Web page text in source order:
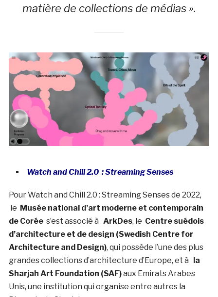
matière de collections de médias ».
Watch and Chill 2.0 : Streaming Senses
Pour Watch and Chill 2.0 : Streaming Senses de 2022,
le Musée national d’art moderne et contemporain
de Corées’est associé à ArkDes, le Centre suédois
d’architecture et de design (Swedish Centre for
Architecture and Design), qui possède l’une des plus
grandes collections d’architecture d’Europe, et à la
Sharjah Art Foundation (SAF)aux Emirats Arabes
Unis, une institution qui organise entre autres la